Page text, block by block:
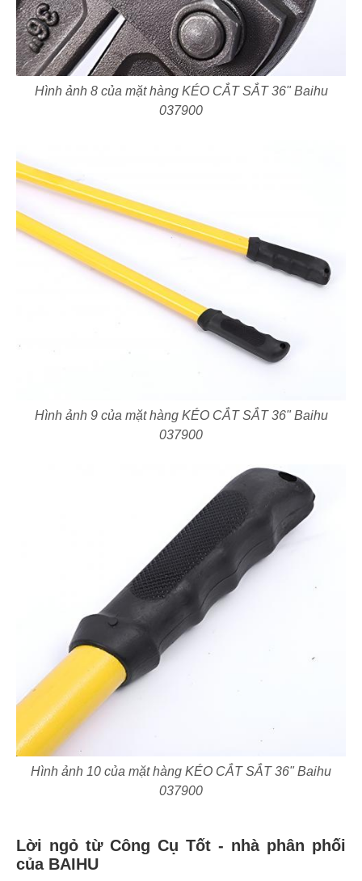
Hình ảnh 8 của mặt hàng KÉO CẮT SẮT 36" Baihu
037900
Hình ảnh 9 của mặt hàng KÉO CẮT SẮT 36" Baihu
037900
Hình ảnh 10 của mặt hàng KÉO CẮT SẮT 36" Baihu
037900
Lời ngỏ từ Công Cụ Tốt - nhà phân phối
của BAIHU